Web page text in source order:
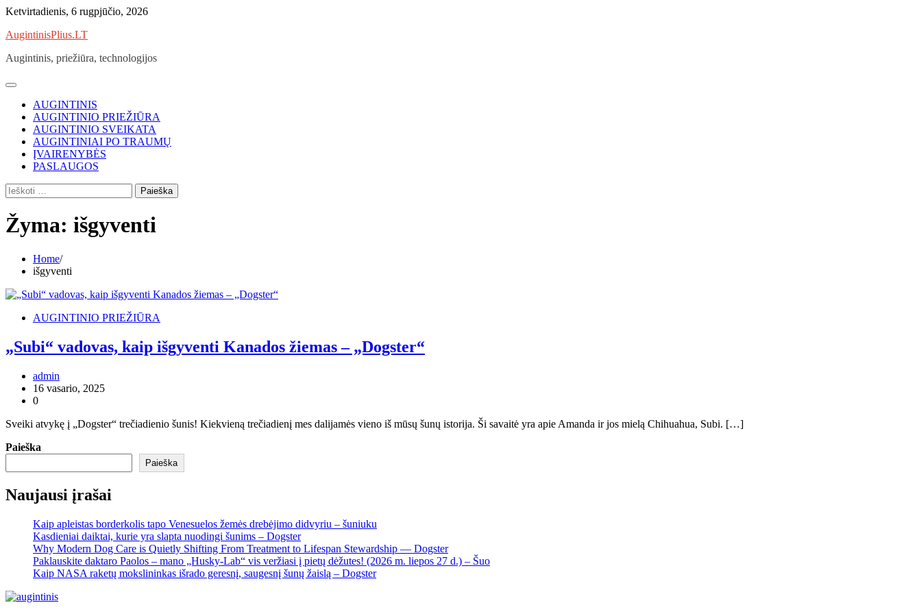
Skip
content
Ketvirtadienis, 6 rugpjūčio, 2026
AugintinisPlius.LT
Augintinis, priežiūra, technologijos
AUGINTINIS
AUGINTINIO PRIEŽIŪRA
AUGINTINIO SVEIKATA
AUGINTINIAI PO TRAUMŲ
ĮVAIRENYBĖS
PASLAUGOS
Ieškoti:
Žyma: išgyventi
Home
išgyventi
AUGINTINIO PRIEŽIŪRA
„Subi“ vadovas, kaip išgyventi Kanados žiemas – „Dogster“
admin
16 vasario, 2025
0
Sveiki atvykę į „Dogster“ trečiadienio šunis! Kiekvieną trečiadienį mes dalijamės vieno iš mūsų šunų istorija. Ši savaitė yra apie Amanda ir jos mielą Chihuahua, Subi. […]
Paieška
Paieška
Naujausi įrašai
Kaip apleistas borderkolis tapo Venesuelos žemės drebėjimo didvyriu – šuniuku
Kasdieniai daiktai, kurie yra slapta nuodingi šunims – Dogster
Why Modern Dog Care is Quietly Shifting From Treatment to Lifespan Stewardship — Dogster
Paklauskite daktaro Paolos – mano „Husky-Lab“ vis veržiasi į pietų dėžutes! (2026 m. liepos 27 d.) – Šuo
Kaip NASA raketų mokslininkas išrado geresnį, saugesnį šunų žaislą – Dogster